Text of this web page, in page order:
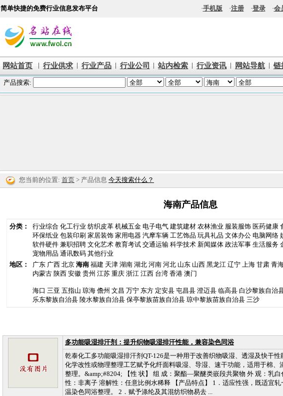
简单快捷的免费行业信息发布平台 ·手机版 ·注册·登录·会
网站首页 | 行业供求 | 行业产品 | 行业公司 | 站内检索 | 行业资讯 | 网站导航 | 链
您当前的位置: 首页 > 产品信息 今天搜索什么？
海南产品信息
分类： 行业综合 化工行业 纺织皮革 机械五金 电子电气 建筑建材 农林渔业 服装服饰 医药健康
环保纸业 包装印刷 家居装饰 家用电器 汽摩车辆 工艺饰品 玩具礼品 文体办公 电脑网络
软件硬件 兼职招聘 文化艺术 教育考试 交通运输 科学技术 新闻媒体 政法军事 生活服务
宠物用品 通讯数码 其他行业
地区：
广东 广西 北京 海南 福建 天津 湖南 湖北 河南 河北 山东 山西 黑龙江 辽宁 上海 甘肃 青
内蒙古 陕西 安徽 贵州 江苏 重庆 浙江 江西 台湾 香港 澳门
海口 三亚 五指山 琼海 儋州 文昌 万宁 东方 定安县 屯昌县 澄迈县 临高县 白沙黎族自治
乐东黎族自治县 陵水黎族自治县 保亭黎族苗族自治县 琼中黎族苗族自治县 三沙
多功能吸湿排汗剂：提升织物吸湿排汗性能，兼容染色同浴
乾泰化工多功能吸湿排汗剂QT-126是一种用于改善织物吸湿、透湿及快干
化学改性或物理整理工艺赋予化纤面料吸湿、导湿、速干功能，适用于棉、
整理。&amp;#8204; 【性 状】 组 成：聚酯—聚醚类嵌段共聚物 外 观：乳
性：非离子 溶解性：任意比例水稀释 【产品特点】 1．适应性强，既适宜
温染色同浴整理。 2．赋予涤纶及其混纺织物易去 ...